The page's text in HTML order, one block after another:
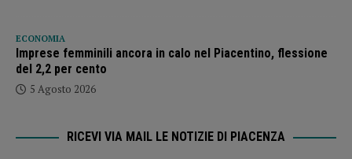
ECONOMIA
Imprese femminili ancora in calo nel Piacentino, flessione
del 2,2 per cento
5 Agosto 2026
RICEVI VIA MAIL LE NOTIZIE DI PIACENZA